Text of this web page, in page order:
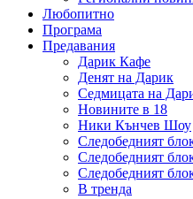
Любопитно
Програма
Предавания
Дарик Кафе
Денят на Дарик
Седмицата на
Новините в 18
Ники Кънчев Шоу
Следобедният
Следобедният
Следобедният
В тренда